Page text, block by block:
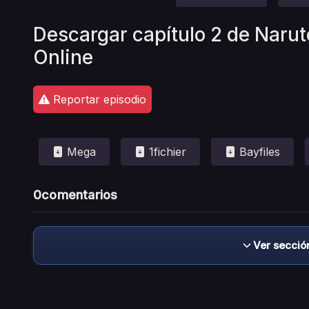
Descargar capítulo 2 de
Online
Reportar episodio
Mega 1fichier Bayfiles
0comentarios
Ver